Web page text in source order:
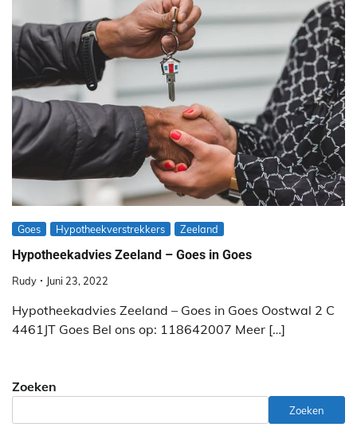
Goes Hypotheekverstrekkers Zeeland
Hypotheekadvies Zeeland – Goes in Goes
Rudy Juni 23, 2022
Hypotheekadvies Zeeland – Goes in Goes Oostwal 2 C
4461JT Goes Bel ons op: 118642007 Meer […]
Zoeken
Zoeken